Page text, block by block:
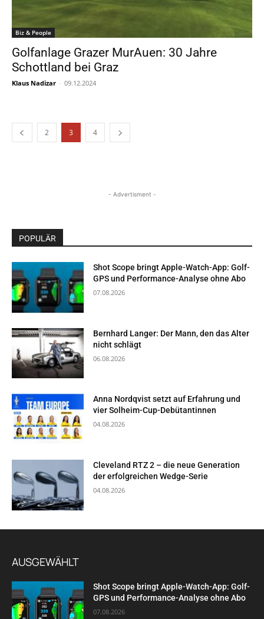
Biz & People
Golfanlage Grazer MurAuen: 30 Jahre
Schottland bei Graz
Klaus Nadizar - 09.12.2024
2 3 4
- Advertisment -
POPULÄR
Shot Scope bringt Apple-Watch-App: Golf-
GPS und Performance-Analyse ohne Abo
07.08.2026
Bernhard Langer: Der Mann, den das Alter
nicht schlägt
06.08.2026
Anna Nordqvist setzt auf Erfahrung und
vier Solheim-Cup-Debütantinnen
04.08.2026
Cleveland RTZ 2 – die neue Generation
der erfolgreichen Wedge-Serie
04.08.2026
AUSGEWÄHLT
Shot Scope bringt Apple-Watch-App: Golf-
GPS und Performance-Analyse ohne Abo
07.08.2026